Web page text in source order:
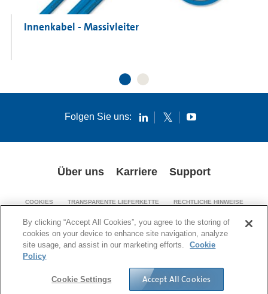
Innenkabel - Massivleiter
Folgen Sie uns:
Über uns Karriere Support
COOKIES TRANSPARENTE LIEFERKETTE RECHTLICHE HINWEISE
© 1994-2026 Corning Incorporated. All Rights Reserved.
By clicking “Accept All Cookies”, you agree to the storing of
cookies on your device to enhance site navigation, analyze
site usage, and assist in our marketing efforts.
Cookie
Policy
Cookie Settings Accept All Cookies